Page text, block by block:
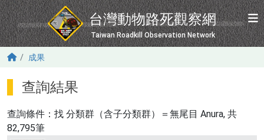
移至主內容
台灣動物路死觀察網
Taiwan Roadkill Observation Network
成果
查詢結果
查詢條件：找 分類群（含子分類群）＝無尾目 Anura, 共
82,795筆